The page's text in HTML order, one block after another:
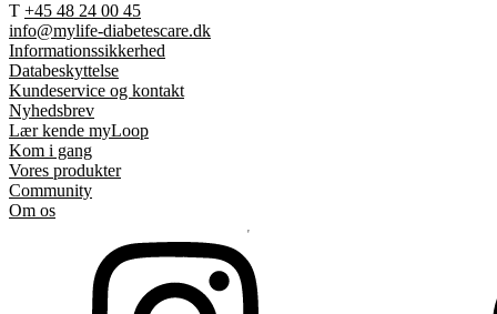
T +45 48 24 00 45
info@mylife-diabetescare.dk
Informationssikkerhed
Databeskyttelse
Kundeservice og kontakt
Nyhedsbrev
Lær kende myLoop
Kom i gang
Vores produkter
Community
Om os